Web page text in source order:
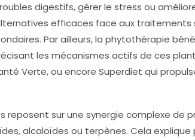
digestifs, gérer le stress ou
efficaces face aux traitements
Par ailleurs, la phytothérapie
les mécanismes actifs de ces
Verte, ou encore Superdiet qui
reposent sur une synergie complexe de
alcaloïdes ou terpènes. Cela